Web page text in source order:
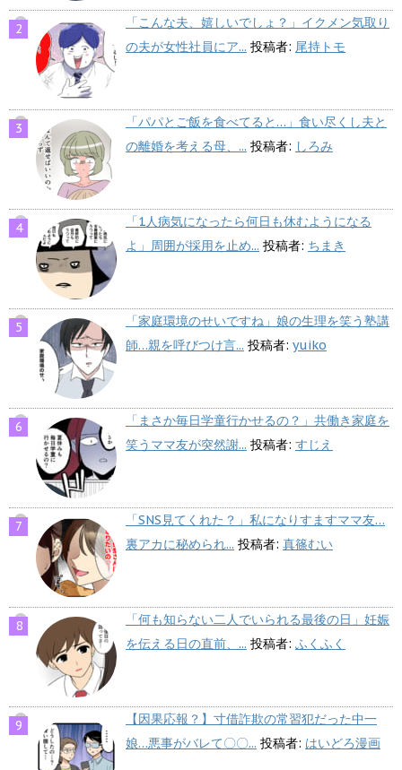
「こんな夫、嬉しいでしょ？」イクメン気取り
の夫が女性社員にア... 投稿者: 尾持トモ
「パパとご飯を食べてると…」食い尽くし夫と
の離婚を考える母、... 投稿者: しろみ
「1人病気になったら何日も休むようになる
よ」周囲が採用を止め... 投稿者: ちまき
「家庭環境のせいですね」娘の生理を笑う塾講
師…親を呼びつけ言... 投稿者: yuiko
「まさか毎日学童行かせるの？」共働き家庭を
笑うママ友が突然謝... 投稿者: すじえ
「SNS見てくれた？」私になりすますママ友…
裏アカに秘められ... 投稿者: 真篠むい
「何も知らない二人でいられる最後の日」妊娠
を伝える日の直前、... 投稿者: ふくふく
【因果応報？】寸借詐欺の常習犯だった中一
娘…悪事がバレて〇〇... 投稿者: はいどろ漫画